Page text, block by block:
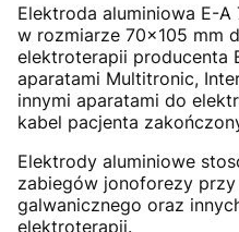
Elektroda aluminiowa E-
w rozmiarze 70x105 mm
elektroterapii producenta
aparatami Multitronic,
innymi aparatami do
kabel pacjenta
Elektrody aluminiowe
zabiegów jonoforezy
galwanicznego oraz
elektroterapii.